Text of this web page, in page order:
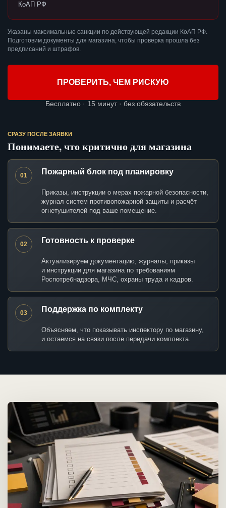
КоАП РФ
Указаны максимальные санкции по действующей редакции КоАП РФ.
Подготовим документы для магазина, чтобы проверка прошла без
предписаний и штрафов.
ПРОВЕРИТЬ, ЧЕМ РИСКУЮ
Бесплатно · 15 минут · без обязательств
СРАЗУ ПОСЛЕ ЗАЯВКИ
Понимаете, что критично для магазина
01 Пожарный блок под планировку
Приказы, инструкции о мерах пожарной безопасности,
журнал систем противопожарной защиты и расчёт
огнетушителей под ваше помещение.
02 Готовность к проверке
Актуализируем документацию, журналы, приказы
и инструкции для магазина по требованиям
Роспотребнадзора, МЧС, охраны труда и кадров.
03 Поддержка по комплекту
Объясняем, что показывать инспектору по магазину,
и остаемся на связи после передачи комплекта.